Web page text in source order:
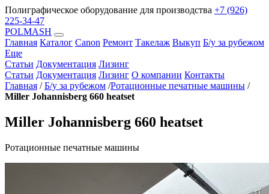
Полиграфическое оборудование для производства +7 (926)
225-34-47
POLMASH
Главная Каталог Canon Ремонт Такелаж Выкуп Б/у за рубежом
Еще
Статьи Документация Лизинг
Статьи Документация Лизинг О компании Контакты
Главная / Б/у за рубежом /Ротационные печатные машины /
Miller Johannisberg 660 heatset
Miller Johannisberg 660 heatset
Ротационные печатные машины